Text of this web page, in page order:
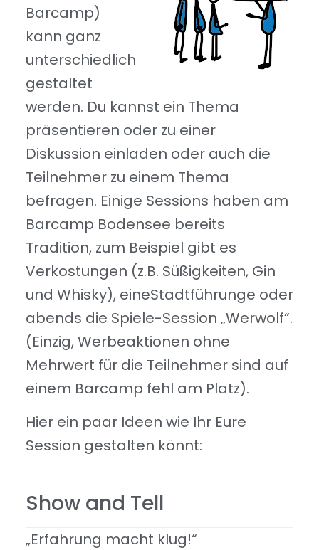
Barcamp)
kann ganz
unterschiedlich
gestaltet
werden. Du kannst ein Thema
präsentieren oder zu einer
Diskussion einladen oder auch die
Teilnehmer zu einem Thema
befragen. Einige Sessions haben am
Barcamp Bodensee bereits
Tradition, zum Beispiel gibt es
Verkostungen (z.B. Süßigkeiten, Gin
und Whisky), eineStadtführunge oder
abends die Spiele-Session „Werwolf“.
(Einzig, Werbeaktionen ohne
Mehrwert für die Teilnehmer sind auf
einem Barcamp fehl am Platz).
Hier ein paar Ideen wie Ihr Eure
Session gestalten könnt:
Show and Tell
„Erfahrung macht klug!“